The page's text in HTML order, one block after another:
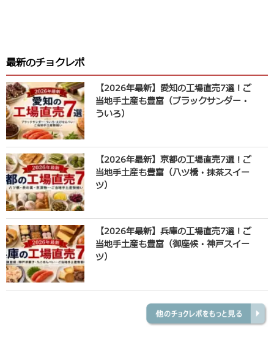
最新のチョクレポ
【2026年最新】愛知の工場直売7選！ご
当地手土産も豊富（ブラックサンダー・
ういろ）
【2026年最新】京都の工場直売7選！ご
当地手土産も豊富（八ツ橋・抹茶スイー
ツ）
【2026年最新】兵庫の工場直売7選！ご
当地手土産も豊富（御座候・神戸スイー
ツ）